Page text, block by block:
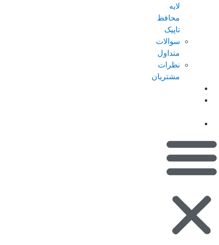
لایه
محافظ
تاپیک
سوالات
متداول
نظرات
مشتریان